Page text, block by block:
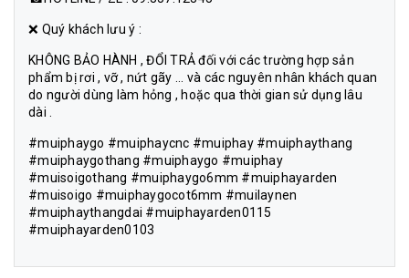
❌ Quý khách lưu ý :
KHÔNG BẢO HÀNH , ĐỔI TRẢ đối với các trường hợp sản
phẩm bị rơi , vỡ , nứt gãy ... và các nguyên nhân khách quan
do người dùng làm hỏng , hoặc qua thời gian sử dụng lâu
dài .
#muiphaygo #muiphaycnc #muiphay #muiphaythang
#muiphaygothang #muiphaygo #muiphay
#muisoigothang #muiphaygo6mm #muiphayarden
#muisoigo #muiphaygocot6mm #muilaynen
#muiphaythangdai #muiphayarden0115
#muiphayarden0103